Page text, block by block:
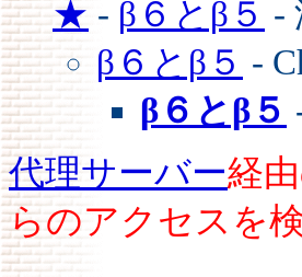
★ - β６とβ５ -
β６とβ５ -
β６とβ５
代理サーバー経
らのアクセスを